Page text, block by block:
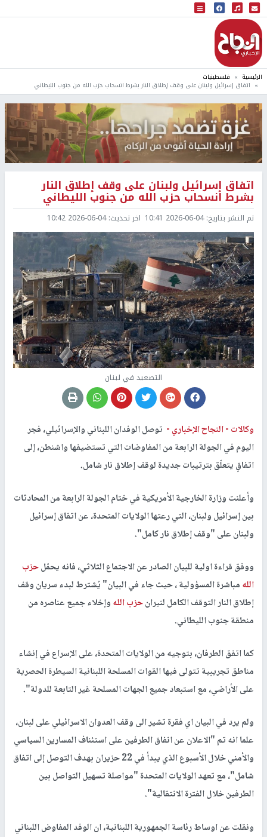
البث المباشر
إذاعة النجاح
الرئيسية فلسطينيات
اتفاق إسرائيل ولبنان على وقف إطلاق النار بشرط انسحاب حزب الله من جنوب الليطاني
اتفاق إسرائيل ولبنان على وقف إطلاق النار
بشرط انسحاب حزب الله من جنوب الليطاني
تم النشر بتاريخ:2026-06-04 10:41 اخر تحديث:2026-06-04 10:42
التصعيد في لبنان
وكالات -النجاح الإخباري - توصل الوفدان اللبناني والإسرائيلي، فجر
اليوم في الجولة الرابعة من المفاوضات التي تستضيفها واشنطن، إلى
اتفاقٍ يتعلّق بترتيبات جديدة لوقف إطلاق نار شامل.
وأعلنت وزارة الخارجية الأمريكية في ختام الجولة الرابعة من المحادثات
بين إسرائيل ولبنان، التي رعتها الولايات المتحدة، عن اتفاق إسرائيل
ولبنان على "وقف إطلاق نار كامل".
ووفق قراءة اولية للبيان الصادر عن الاجتماع الثلاثي، فانه يحمّلحزب
اللهمباشرة المسؤولية ، حيث جاء في البيان" يُشترط لبدء سريان وقف
إطلاق النار التوقف الكامل لنيرانحزب اللهوإخلاء جميع عناصره من
منطقة جنوب الليطاني.
كما اتفق الطرفان، بتوجيه من الولايات المتحدة، على الإسراع في إنشاء
مناطق تجريبية تتولى فيها القوات المسلحة اللبنانية السيطرة الحصرية
على الأراضي، مع استبعاد جميع الجهات المسلحة غير التابعة للدولة".
ولم يرد في البيان اي فقرة تشير الى وقف العدوان الاسرائيلي على لبنان،
علما انه تم "الاعلان عن انفاق الطرفين على استئناف المسارين السياسي
والأمني خلال الأسبوع الذي يبدأ في 22 حزيران بهدف التوصل إلى اتفاق
شامل"، مع تعهد الولايات المتحدة "مواصلة تسهيل التواصل بين
الطرفين خلال الفترة الانتقالية".
ونقلت عن اوساط رئاسة الجمهورية اللبنانية، ان الوفد المفاوض اللبناني